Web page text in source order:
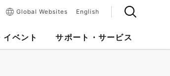
イベント サポート・サービス
Global Websites English